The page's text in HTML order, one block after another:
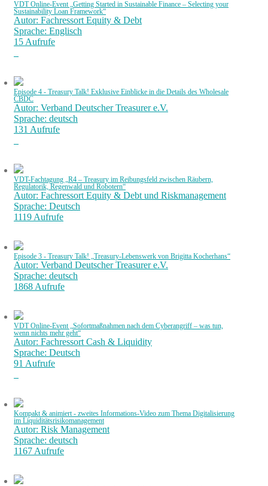
VDT Online-Event „Getting Started in Sustainable Finance – Selecting your
Sustainability Loan Framework“
Autor: Fachressort Equity & Debt
Sprache: Englisch
15 Aufrufe
Episode 4 - Treasury Talk! Exklusive Einblicke in die Details des Wholesale
CBDC
Autor: Verband Deutscher Treasurer e.V.
Sprache: deutsch
131 Aufrufe
VDT-Fachtagung „R4 – Treasury im Reibungsfeld zwischen Räubern,
Regulatorik, Regenwald und Robotern“
Autor: Fachressort Equity & Debt und Riskmanagement
Sprache: Deutsch
1119 Aufrufe
Episode 3 - Treasury Talk! „Treasury-Lebenswerk von Brigitta Kocherhans“
Autor: Verband Deutscher Treasurer e.V.
Sprache: deutsch
1868 Aufrufe
VDT Online-Event „Sofortmaßnahmen nach dem Cyberangriff – was tun,
wenn nichts mehr geht“
Autor: Fachressort Cash & Liquidity
Sprache: Deutsch
91 Aufrufe
Kompakt & animiert - zweites Informations-Video zum Thema Digitalisierung
im Liquiditätsrisikomanagement
Autor: Risk Management
Sprache: deutsch
1167 Aufrufe